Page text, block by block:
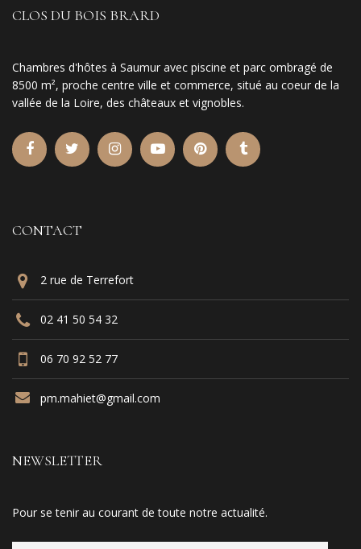
CLOS DU BOIS BRARD
Chambres d'hôtes à Saumur avec piscine et parc ombragé de
8500 m², proche centre ville et commerce, situé au coeur de la
vallée de la Loire, des châteaux et vignobles.
CONTACT
2 rue de Terrefort
02 41 50 54 32
06 70 92 52 77
pm.mahiet@gmail.com
NEWSLETTER
Pour se tenir au courant de toute notre actualité.